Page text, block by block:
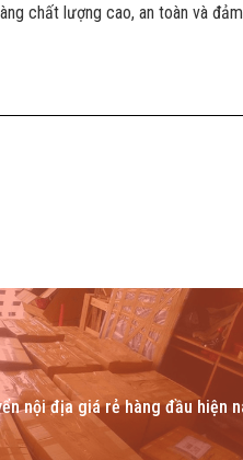
chất lượng cao, an toàn và
nội địa giá rẻ hàng đầu hiện